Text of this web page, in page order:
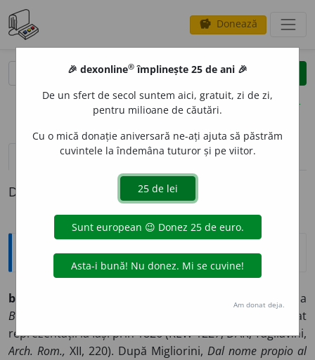
savings Donează
clear
opțiuni
definiții (1)
Definiția cu ID-ul 422244:
Etimologice
bosc
– Prestidigitator, scamator. De la
Bosco,
prestidigitator italian (1793-1862), care a dat
reprezentații la Iași prin 1826 (REW 1227; DAR; Tagliavini,
Arch. Rom., XII, 220). După Migliorini, Dal nome propio al
🎉 dexonline® împlinește 25 de ani 🎉
De un sfert de secol suntem aici, gratuit, zi de zi,
pentru milioane de căutări.
Cu o mică donație aniversară ne-ați ajuta să păstrăm
cuvintele la îndemâna tuturor și pe viitor.
Am donat deja.